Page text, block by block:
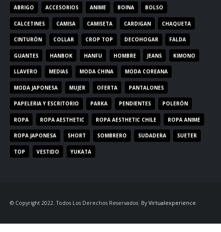
ABRIGO ACCESORIOS ANIME BOINA BOLSO
CALCETINES CAMISA CAMISETA CARDIGAN CHAQUETA
CINTURÓN COLLAR CROP TOP DECOHOGAR FALDA
GUANTES HANBOK HANFU HOMBRE JEANS KIMONO
LLAVERO MEDIAS MODA CHINA MODA COREANA
MODA JAPONESA MUJER OFERTA PANTALONES
PAPELERIA Y ESCRITORIO PARKA PENDIENTES POLERÓN
ROPA ROPA AESTHETIC ROPA AESTHETIC CHILE ROPA ANIME
ROPA JAPONESA SHORT SOMBRERO SUDADERA SUETER
TOP VESTIDO YUKATA
© Copyright 2022. Todos Los Derechos Reservados. By Virtualexperience